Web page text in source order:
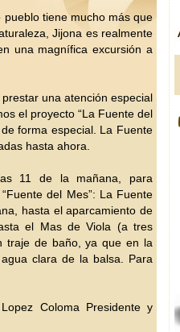
tiene mucho más que
Jijona es realmente
una magnífica excursión a
una atención especial
el proyecto “La Fuente del
forma especial. La Fuente
hasta ahora.
11 de la mañana, para
del Mes”: La Fuente
hasta el aparcamiento de
el Mas de Viola (a tres
traje de baño, ya que en la
clara de la balsa. Para
Coloma Presidente y